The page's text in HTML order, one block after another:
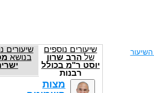
שיעורים נוספים
שלהרב שרון
יוסט ר"מ בכולל
רבנות
שיעורים
בנושא
מצות